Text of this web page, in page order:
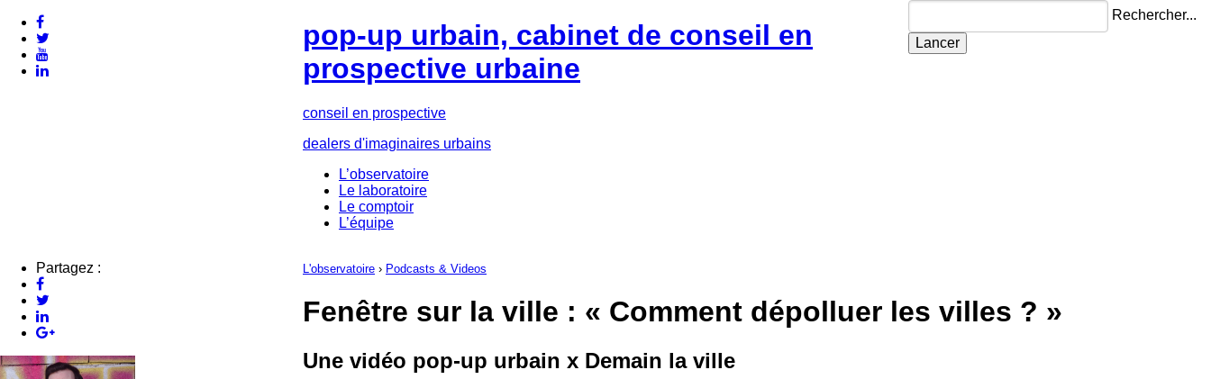
pop-up urbain, cabinet de conseil en
prospective urbaine
conseil en prospective
dealers d'imaginaires urbains
L’observatoire
Le laboratoire
Le comptoir
L’équipe
Rechercher...
Partagez : L'observatoire › Podcasts & Videos
Fenêtre sur la ville : « Comment dépolluer les villes ? »
Une vidéo pop-up urbain x Demain la ville